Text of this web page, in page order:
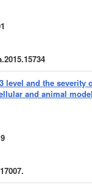
level and the severity
and animal